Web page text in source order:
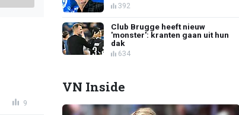
9
392
Club Brugge heeft nieuw
'monster': kranten gaan uit hun
dak
634
VN Inside